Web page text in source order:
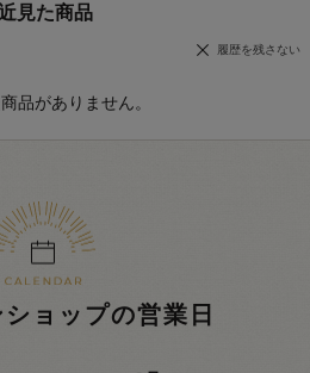
見た商品
履歴を残さない
品がありません。
ョップの営業日